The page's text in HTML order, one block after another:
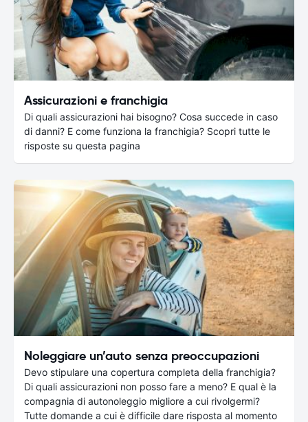
Assicurazioni e franchigia
Di quali assicurazioni hai bisogno? Cosa succede in caso
di danni? E come funziona la franchigia? Scopri tutte le
risposte su questa pagina
Noleggiare un’auto senza preoccupazioni
Devo stipulare una copertura completa della franchigia?
Di quali assicurazioni non posso fare a meno? E qual è la
compagnia di autonoleggio migliore a cui rivolgermi?
Tutte domande a cui è difficile dare risposta al momento